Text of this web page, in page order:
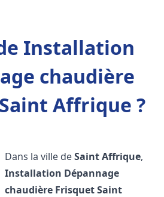
Installation
chaudière
Affrique ?
Dans la ville deSaint Affrique,
Installation Dépannage
chaudière FrisquetSaint